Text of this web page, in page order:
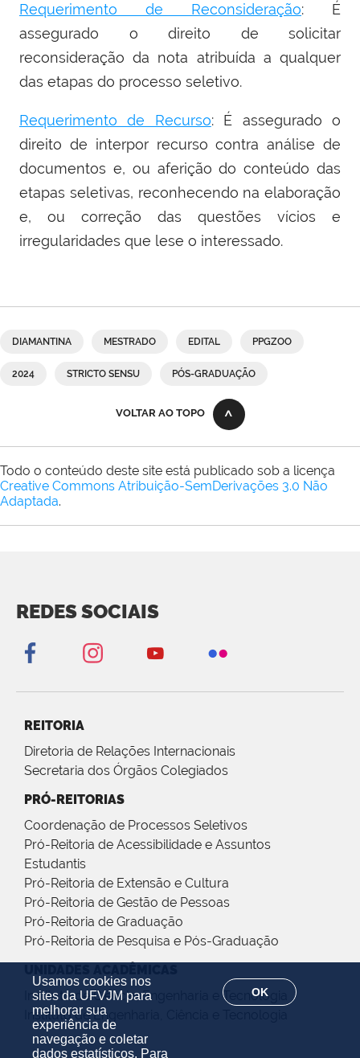
Usamos cookies nos
sites da UFVJM para
melhorar sua
experiência de
navegação e coletar
dados estatísticos. Para
OK
Requerimento de Reconsideração: É
assegurado o direito de solicitar
reconsideração da nota atribuída a qualquer
das etapas do processo seletivo.
Requerimento de Recurso: É assegurado o
direito de interpor recurso contra análise de
documentos e, ou aferição do conteúdo das
etapas seletivas, reconhecendo na elaboração
e, ou correção das questões vícios e
irregularidades que lese o interessado.
DIAMANTINA MESTRADO EDITAL PPGZOO
2024 STRICTO SENSU PÓS-GRADUAÇÃO
VOLTAR AO TOPO
Todo o conteúdo deste site está publicado sob a licença
Creative Commons Atribuição-SemDerivações 3.0 Não
Adaptada.
REDES SOCIAIS
REITORIA
Diretoria de Relações Internacionais
Secretaria dos Órgãos Colegiados
PRÓ-REITORIAS
Coordenação de Processos Seletivos
Pró-Reitoria de Acessibilidade e Assuntos
Estudantis
Pró-Reitoria de Extensão e Cultura
Pró-Reitoria de Gestão de Pessoas
Pró-Reitoria de Graduação
Pró-Reitoria de Pesquisa e Pós-Graduação
Instituto de Ciência, Engenharia e Tecnologia
Instituto de Engenharia, Ciência e Tecnologia